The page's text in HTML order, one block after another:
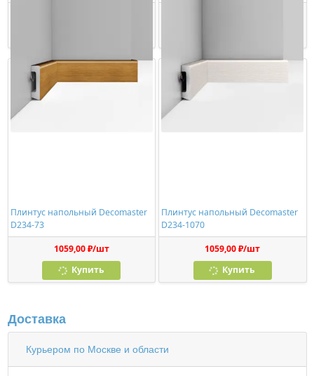
Плинтус напольный Decomaster
D234-73
1059,00 ₽/шт
Купить
Плинтус напольный Decomaster
D234-1070
1059,00 ₽/шт
Купить
Доставка
Курьером по Москве и области